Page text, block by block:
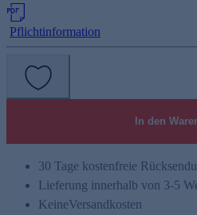
Pflichtinformation
In den
30 Tage kostenfreie
Lieferung innerhalb von 3-5
KeineVersandkosten